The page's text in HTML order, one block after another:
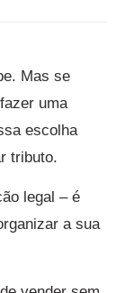
Mas se
uma
escolha
tributo.
legal – é
a sua